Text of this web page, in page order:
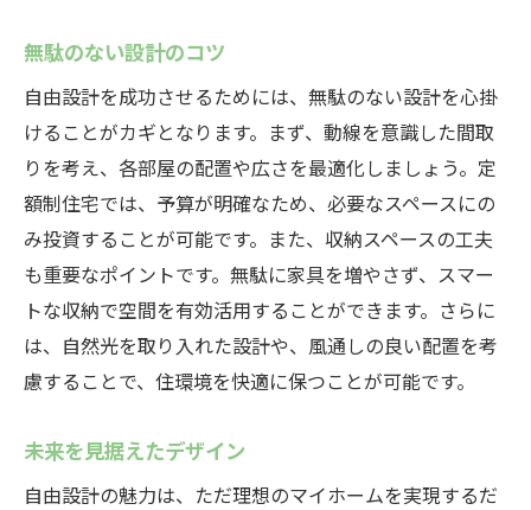
無駄のない設計のコツ
自由設計を成功させるためには、無駄のない設計を心掛
けることがカギとなります。まず、動線を意識した間取
りを考え、各部屋の配置や広さを最適化しましょう。定
額制住宅では、予算が明確なため、必要なスペースにの
み投資することが可能です。また、収納スペースの工夫
も重要なポイントです。無駄に家具を増やさず、スマー
トな収納で空間を有効活用することができます。さらに
は、自然光を取り入れた設計や、風通しの良い配置を考
慮することで、住環境を快適に保つことが可能です。
未来を見据えたデザイン
自由設計の魅力は、ただ理想のマイホームを実現するだ